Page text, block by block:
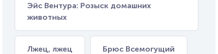
Эйс Вентура: Розыск домашних
животных
Лжец, лжец Брюс Всемогущий